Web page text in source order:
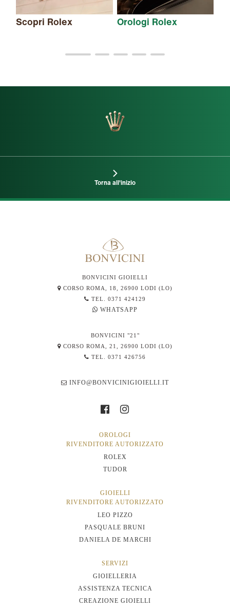
Scopri Rolex Orologi Rolex
Torna all'inizio
BONVICINI GIOIELLI
CORSO ROMA, 18, 26900 LODI (LO)
TEL. 0371 424129
WHATSAPP
BONVICINI "21"
CORSO ROMA, 21, 26900 LODI (LO)
TEL. 0371 426756
INFO@BONVICINIGIOIELLI.IT
OROLOGI
RIVENDITORE AUTORIZZATO
ROLEX
TUDOR
GIOIELLI
RIVENDITORE AUTORIZZATO
LEO PIZZO
PASQUALE BRUNI
DANIELA DE MARCHI
SERVIZI
GIOIELLERIA
ASSISTENZA TECNICA
CREAZIONE GIOIELLI